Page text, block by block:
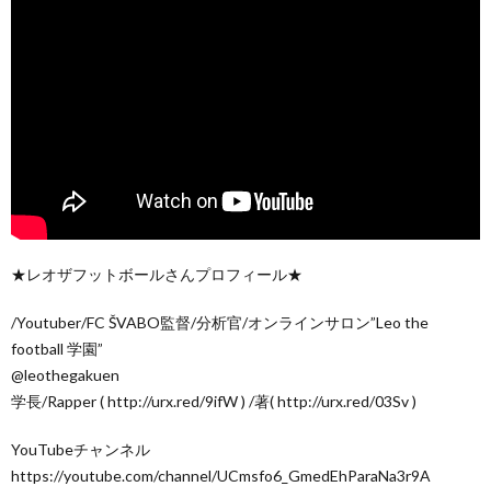
★レオザフットボールさんプロフィール★
/Youtuber/FC ŠVABO監督/分析官/オンラインサロン”Leo the
football 学園”
@leothegakuen
学長/Rapper ( http://urx.red/9ifW ) /著( http://urx.red/03Sv )
YouTubeチャンネル
https://youtube.com/channel/UCmsfo6_GmedEhParaNa3r9A